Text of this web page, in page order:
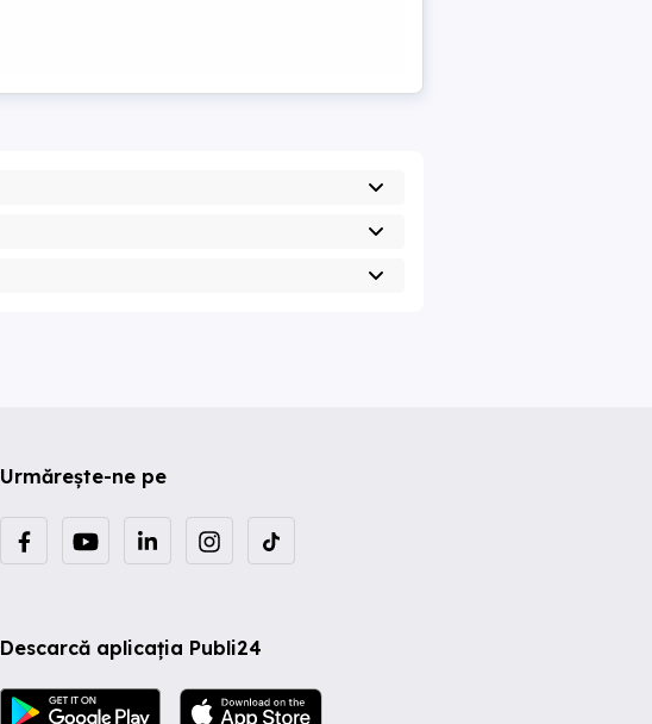
Urmărește-ne pe
Descarcă aplicația Publi24